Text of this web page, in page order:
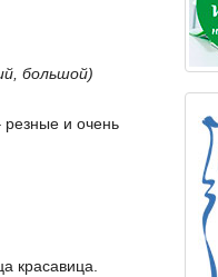
большой)
резные и очень
красавица.